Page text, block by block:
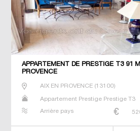
APPARTEMENT DE PRESTIGE T3 91
PROVENCE
AIX EN PROVENCE(13100)
Appartement Prestige Prestige T3
Arrière pays